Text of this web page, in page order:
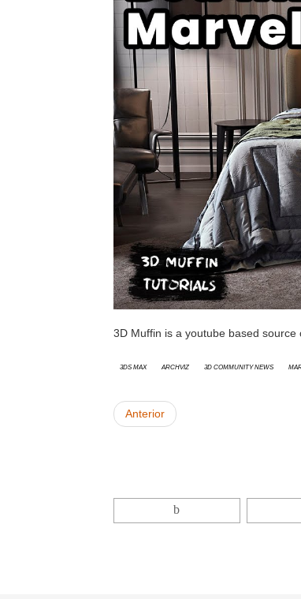
3D Muffin is a youtube based source
3ds Max Archviz 3D Community News
Anterior